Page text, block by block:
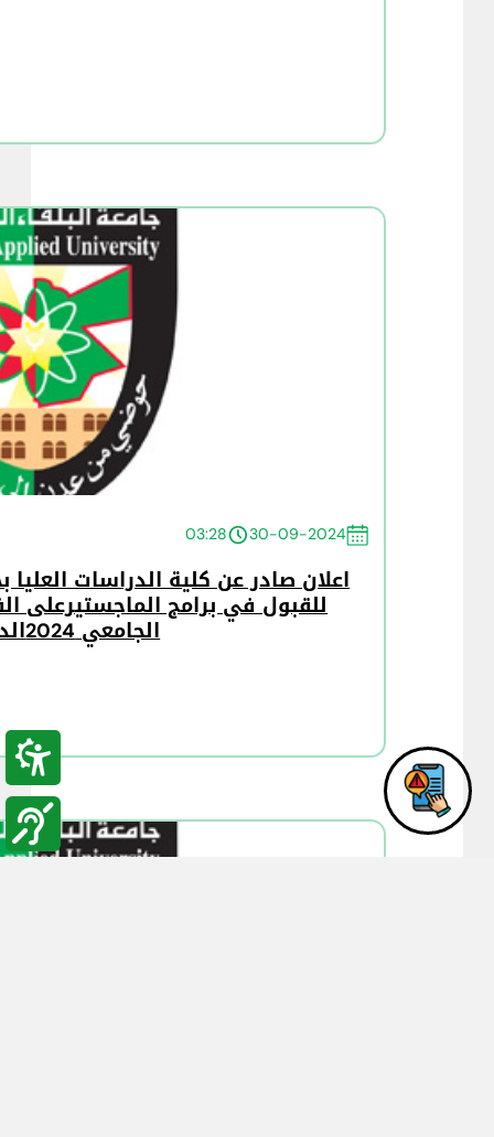
30-09-2024
03:28
اعلان صادر عن كلية الدراسات
للقبول في برامج الماجستيرعلى
الجامعي 2024الدفعة الثانية